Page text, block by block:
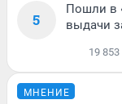
5
Пошли в
выдачи
19 853
МНЕНИЕ